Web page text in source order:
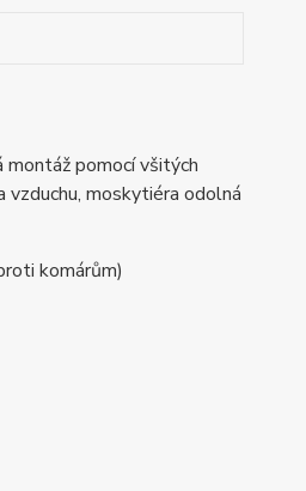
pomocí všitých
moskytiéra odolná
komárům)